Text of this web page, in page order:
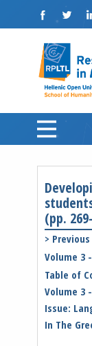
(pp.
>
Volume 3
Table of
Volume 3
Issue:
In The